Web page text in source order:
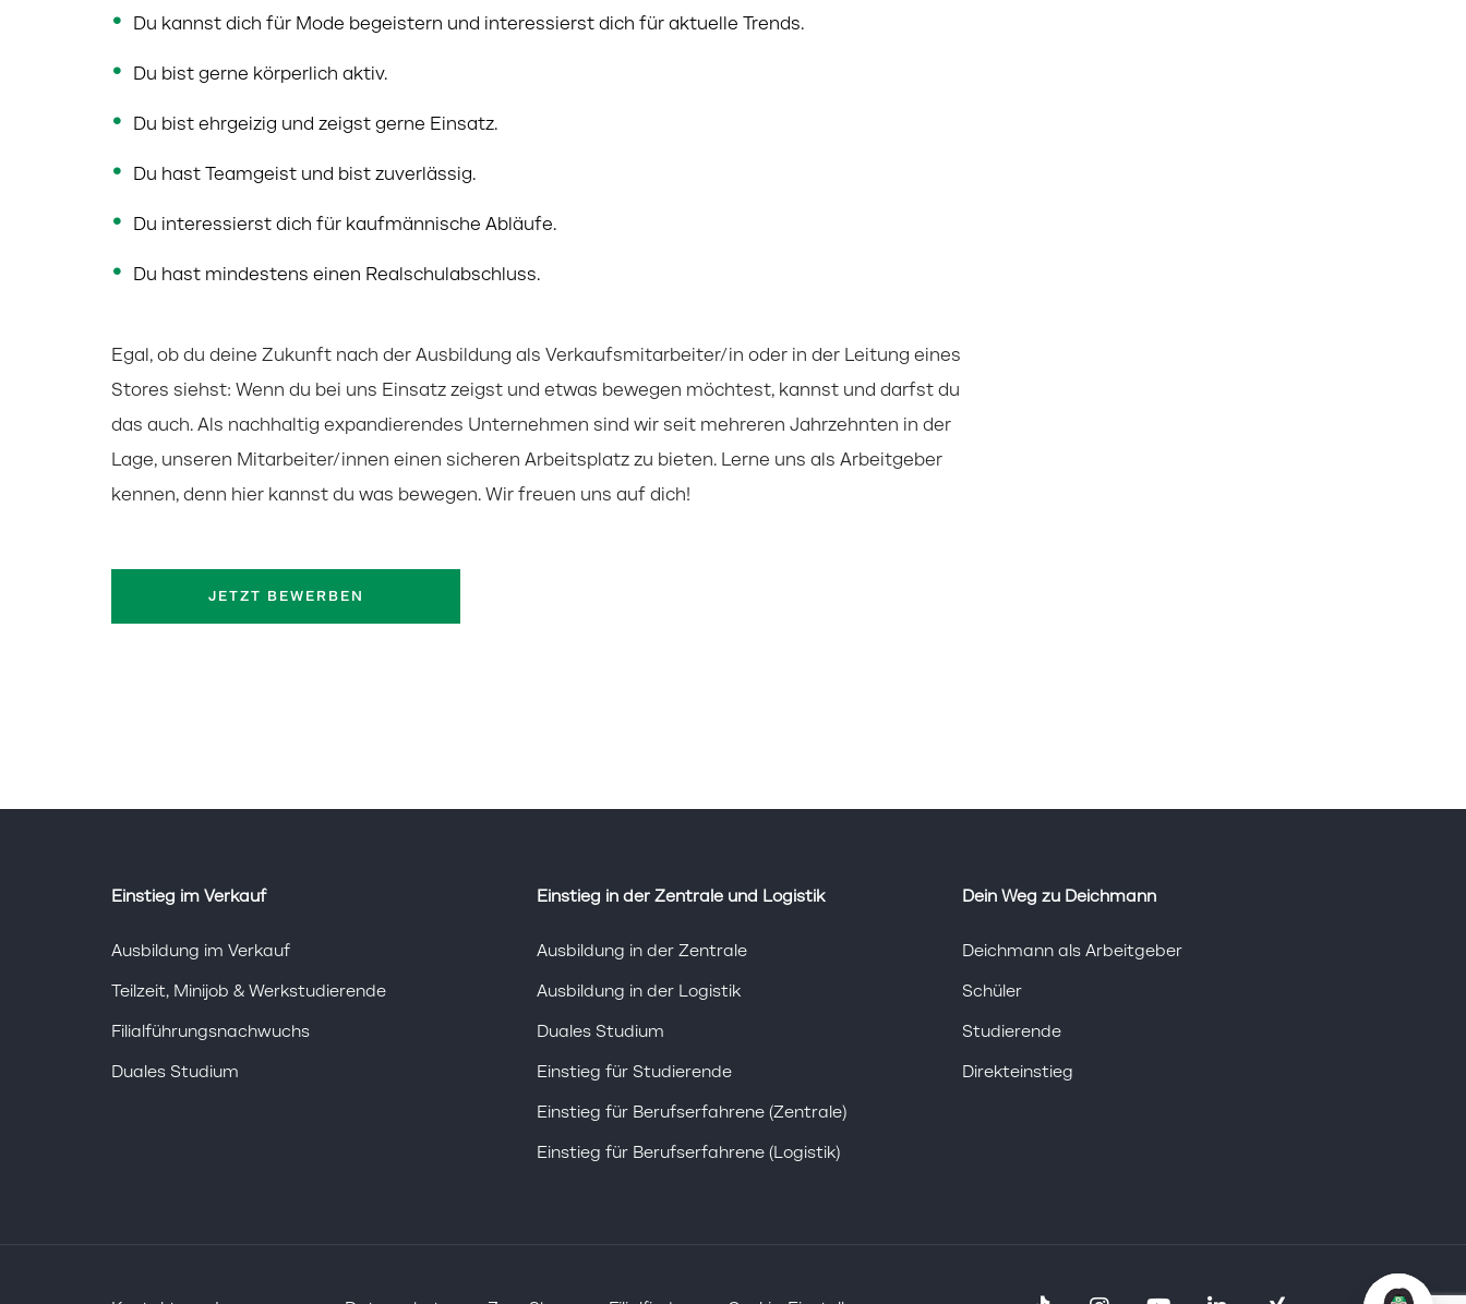
Du kannst dich für Mode begeistern und interessierst dich für aktuelle Trends.
Du bist gerne körperlich aktiv.
Du bist ehrgeizig und zeigst gerne Einsatz.
Du hast Teamgeist und bist zuverlässig.
Du interessierst dich für kaufmännische Abläufe.
Du hast mindestens einen Realschulabschluss.
Egal, ob du deine Zukunft nach der Ausbildung als Verkaufsmitarbeiter/in oder in der Leitung eines
Stores siehst: Wenn du bei uns Einsatz zeigst und etwas bewegen möchtest, kannst und darfst du
das auch. Als nachhaltig expandierendes Unternehmen sind wir seit mehreren Jahrzehnten in der
Lage, unseren Mitarbeiter/innen einen sicheren Arbeitsplatz zu bieten. Lerne uns als Arbeitgeber
kennen, denn hier kannst du was bewegen. Wir freuen uns auf dich!
JETZT BEWERBEN
Einstieg im Verkauf
Ausbildung im Verkauf
Teilzeit, Minijob & Werkstudierende
Filialführungsnachwuchs
Duales Studium
Einstieg in der Zentrale und Logistik
Ausbildung in der Zentrale
Ausbildung in der Logistik
Duales Studium
Einstieg für Studierende
Einstieg für Berufserfahrene (Zentrale)
Einstieg für Berufserfahrene (Logistik)
Dein Weg zu Deichmann
Deichmann als Arbeitgeber
Schüler
Studierende
Direkteinstieg